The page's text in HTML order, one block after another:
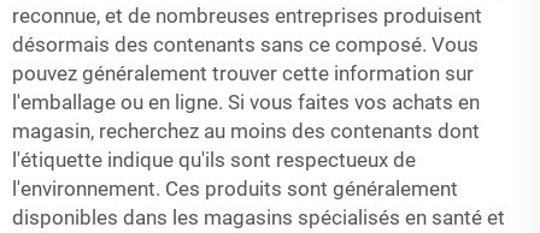
reconnue, et de nombreuses entreprises produisent
désormais des contenants sans ce composé. Vous
pouvez généralement trouver cette information sur
l'emballage ou en ligne. Si vous faites vos achats en
magasin, recherchez au moins des contenants dont
l'étiquette indique qu'ils sont respectueux de
l'environnement. Ces produits sont généralement
disponibles dans les magasins spécialisés en santé et